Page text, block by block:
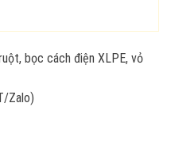
bọc cách điện XLPE, vỏ
Zalo)